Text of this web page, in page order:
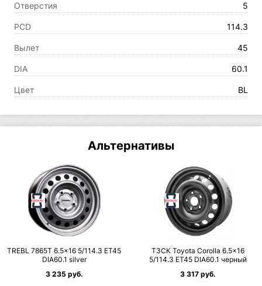
Отверстия 5
PCD 114.3
Вылет 45
DIA 60.1
Цвет BL
Альтернативы
TREBL 7865T 6.5×16 5/114.3 ET45
DIA60.1 silver
3 235 руб.
ТЗСК Toyota Corolla 6.5×16
5/114.3 ET45 DIA60.1 черный
3 317 руб.